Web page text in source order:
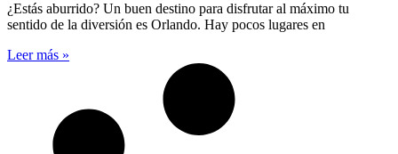
¿Estás aburrido? Un buen destino para disfrutar al máximo tu
sentido de la diversión es Orlando. Hay pocos lugares en
Leer más »